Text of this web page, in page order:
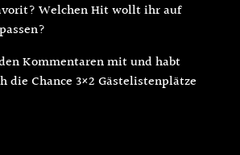
Welchen Hit wollt ihr auf
Kommentaren mit und habt
die Chance 3×2 Gästelistenplätze